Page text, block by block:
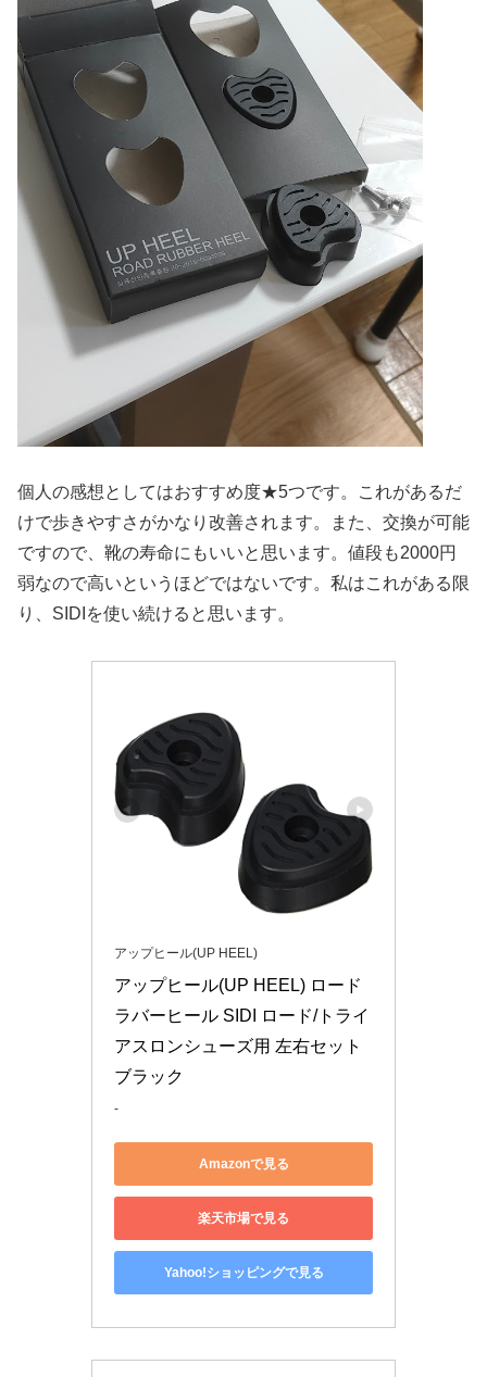
個人の感想としてはおすすめ度★5つです。これがあるだ
けで歩きやすさがかなり改善されます。また、交換が可能
ですので、靴の寿命にもいいと思います。値段も2000円
弱なので高いというほどではないです。私はこれがある限
り、SIDIを使い続けると思います。
アップヒール(UP HEEL)
アップヒール(UP HEEL) ロード
ラバーヒール SIDI ロード/トライ
アスロンシューズ用 左右セット
ブラック
-
Amazonで見る
楽天市場で見る
Yahoo!ショッピングで見る